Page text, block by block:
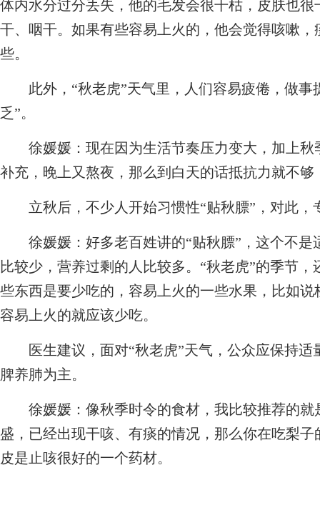
体内水分过分丢失，他的毛发会很干枯，皮肤也
干、咽干。如果有些容易上火的，他会觉得咳嗽
些。
此外，“秋老虎”天气里，人们容易疲倦，做事
乏”。
徐媛媛：现在因为生活节奏压力变大，加上秋
补充，晚上又熬夜，那么到白天的话抵抗力就不
立秋后，不少人开始习惯性“贴秋膘”，对此，
徐媛媛：好多老百姓讲的“贴秋膘”，这个不是
比较少，营养过剩的人比较多。“秋老虎”的季节
些东西是要少吃的，容易上火的一些水果，比如
容易上火的就应该少吃。
医生建议，面对“秋老虎”天气，公众应保持适
脾养肺为主。
徐媛媛：像秋季时令的食材，我比较推荐的就
盛，已经出现干咳、有痰的情况，那么你在吃梨
皮是止咳很好的一个药材。